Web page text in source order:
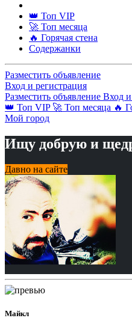
👑 Топ VIP
🚀 Топ месяца
🔥 Горячая стена
Содержанки
Разместить объявление
Вход и регистрация
Разместить объявление Вход и
👑 Топ VIP 🚀 Топ месяца 🔥
Мой город
Ищу добрую и
Давно на сайте
Майкл